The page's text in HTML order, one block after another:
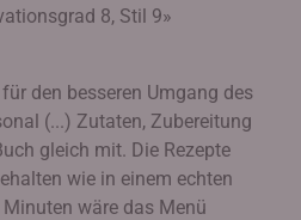
8, Stil 9»
den besseren Umgang des
(...) Zutaten, Zubereitung
gleich mit. Die Rezepte
wie in einem echten
wäre das Menü